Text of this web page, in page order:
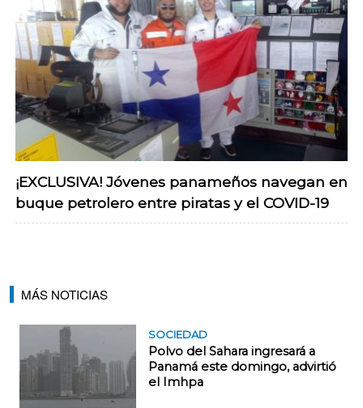
¡EXCLUSIVA! Jóvenes panameños navegan en
buque petrolero entre piratas y el COVID-19
MÁS NOTICIAS
SOCIEDAD
Polvo del Sahara ingresará a
Panamá este domingo, advirtió
el Imhpa